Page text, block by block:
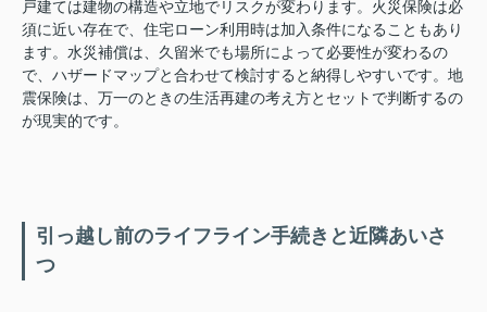
戸建ては建物の構造や立地でリスクが変わります。火災保険は必
須に近い存在で、住宅ローン利用時は加入条件になることもあり
ます。水災補償は、久留米でも場所によって必要性が変わるの
で、ハザードマップと合わせて検討すると納得しやすいです。地
震保険は、万一のときの生活再建の考え方とセットで判断するの
が現実的です。
引っ越し前のライフライン手続きと近隣あいさ
つ